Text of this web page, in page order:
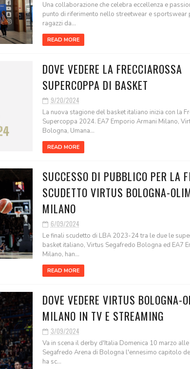
Una collaborazione che celebra eccellenza e
punto di riferimento nello streetwear e sportswear
ragazzi da...
READ MORE
DOVE VEDERE LA FRECCIAROSSA
SUPERCOPPA DI BASKET
9/20/2024
La nuova stagione del basket italiano inizia con la
Supercoppa 2024. EA7 Emporio Armani Milano,
Bologna, Umana...
READ MORE
SUCCESSO DI PUBBLICO PER LA
SCUDETTO VIRTUS BOLOGNA-
MILANO
6/09/2024
Le finali scudetto di LBA 2023-24 tra le due le
basket italiano, Virtus Segafredo Bologna ed EA7
Milano, han...
READ MORE
DOVE VEDERE VIRTUS BOLOGNA-
MILANO IN TV E STREAMING
3/09/2024
Va in scena il derby d'Italia Domenica 10 marzo
Segafredo Arena di Bologna l'ennesimo capitolo
ha sc...